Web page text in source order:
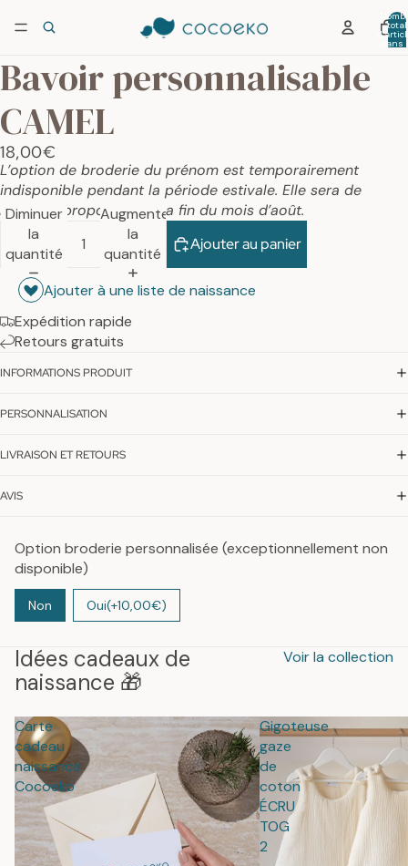
total
dans
Bavoir personnalisable
CAMEL
18,00€
L’option de broderie du prénom est temporairement
indisponible pendant la période estivale. Elle sera de
nouveau proposée dès la fin du mois d’août.
Diminuer
la
quantité
Augmenter
la
quantité
Ajouter au panier
Ajouter à une liste de naissance
Expédition rapide
Retours gratuits
INFORMATIONS PRODUIT
PERSONNALISATION
LIVRAISON ET RETOURS
AVIS
Option broderie personnalisée (exceptionnellement non
disponible)
Non Oui(+10,00€)
Idées cadeaux de
naissance 🎁
Voir la collection
Carte
cadeau
naissance
Cocoeko
Gigoteuse
gaze
de
coton
ÉCRU
TOG
2